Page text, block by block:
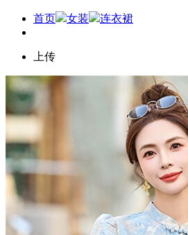
首页 女装 连衣裙
上传